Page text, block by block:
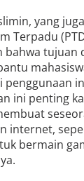
yang
Terpadu
bahwa tujuan
penggunaan
ini penting
internet,
bermain